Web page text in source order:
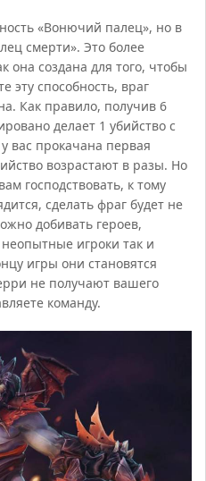
«Вонючий палец», но в
смерти». Это более
она создана для того, чтобы
эту способность, враг
Как правило, получив 6
делает 1 убийство с
вас прокачана первая
возрастают в разы. Но
господствовать, к тому
сделать фраг будет не
добивать героев,
неопытные игроки так и
игры они становятся
не получают вашего
команду.